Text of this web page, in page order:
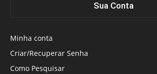
Sua Conta
Minha conta
Criar/Recuperar Senha
Como Pesquisar